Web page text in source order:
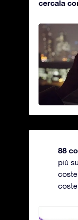
cercala
88
più